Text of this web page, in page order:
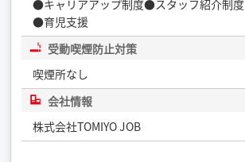
●キャリアアップ制度●スタッフ紹介制度
●育児支援
受動喫煙防止対策
喫煙所なし
会社情報
株式会社TOMIYO JOB